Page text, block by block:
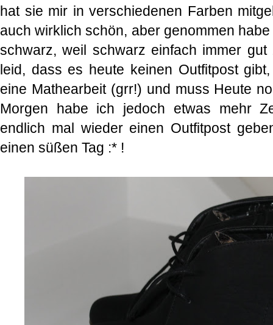
hat sie mir in verschiedenen Farben
auch wirklich schön, aber genommen
schwarz, weil schwarz einfach immer
leid, dass es heute keinen Outfitpost
eine Mathearbeit (grr!) und muss Heute
Morgen habe ich jedoch etwas mehr
endlich mal wieder einen Outfitpost
einen süßen Tag :* !